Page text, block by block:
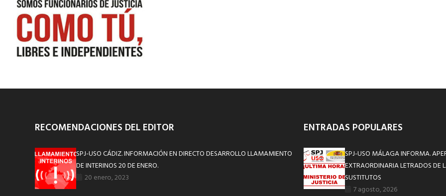
RECOMENDACIONES DEL EDITOR
SPJ-USO CÁDIZ. INFORMACIÓN EN DIRECTO DESARROLLO LLAMAMIENTO
DE INTERINOS 20 DE ENERO.
20 enero, 2023
ENTRADAS POPULARES
SPJ-USO MÁLAGA INFORMA.
EXTRAORDINARIA LETRADOS DE
SUSTITUTOS
7 agosto, 2026